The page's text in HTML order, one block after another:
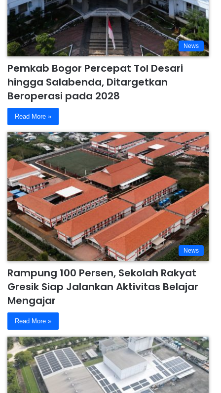
News
Pemkab Bogor Percepat Tol Desari
hingga Salabenda, Ditargetkan
Beroperasi pada 2028
Read More »
News
Rampung 100 Persen, Sekolah Rakyat
Gresik Siap Jalankan Aktivitas Belajar
Mengajar
Read More »